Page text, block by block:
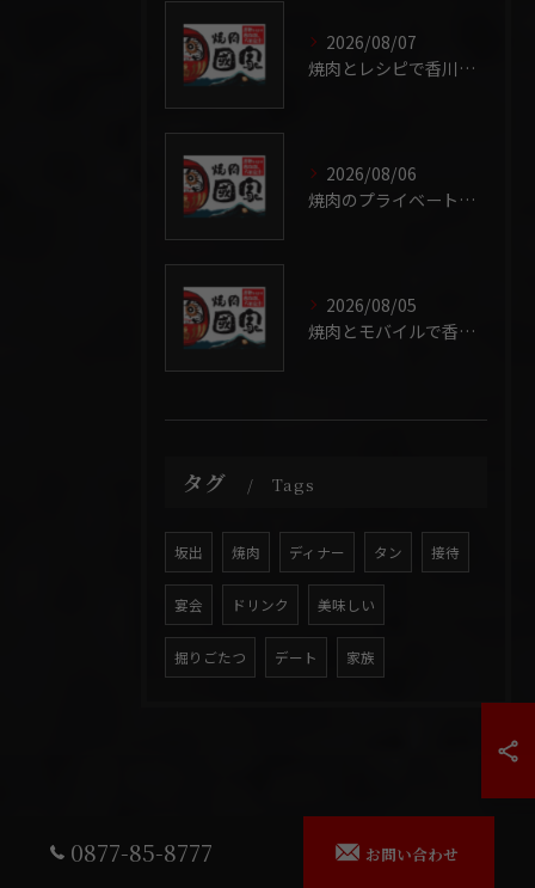
2026/08/07
焼肉とレシピで香川県らしさを自宅でも堪能する工夫とコツ
2026/08/06
焼肉のプライベート感と香川県の魅力を満喫する選び方ガイド
2026/08/05
焼肉とモバイルで香川県の外食をもっと快適に楽しむ活用法ガイド
タグ Tags
坂出 焼肉 ディナー タン 接待
宴会 ドリンク 美味しい
掘りごたつ デート 家族
0877-85-8777 お問い合わせ